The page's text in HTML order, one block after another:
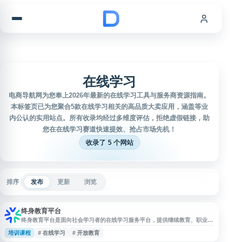
在线学习
电商导航网为您奉上2026年最新的在线学习工具与服务商资源指南。
本标签页已为您聚合5款在线学习相关的高品质大卖应用，涵盖等业
内公认的实用站点。所有收录均经过多维度评估，拒绝虚假链接，助
您在在线学习赛道快速提效、抢占市场先机！
收录了 5 个网站
排序 发布 更新 浏览
终身教育平台
终身教育平台是面向社会学习者的在线学习服务平台，提供继续教育、职业能
力提升、兴趣学习等相关学习资源与课程服务。平台依托开放教育资源，支持
用户按需选择课程，开展线上学习与自我提升，适合有终身学习、知识更新和
培训课程 # 在线学习 # 开放教育